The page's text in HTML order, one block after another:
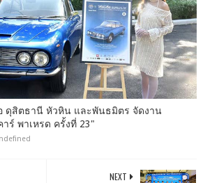
ดุสิตธานี หัวหิน และพันธมิตร จัดงาน
ร์ พาเหรด ครั้งที่ 23"
NEXT